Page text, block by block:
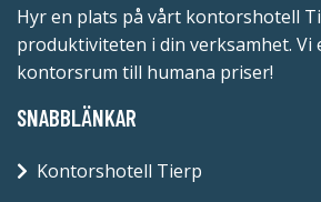
Hyr en plats på vårt kontorshotell
produktiviteten i din verksamhet. Vi
kontorsrum till humana priser!
SNABBLÄNKAR
Kontorshotell Tierp